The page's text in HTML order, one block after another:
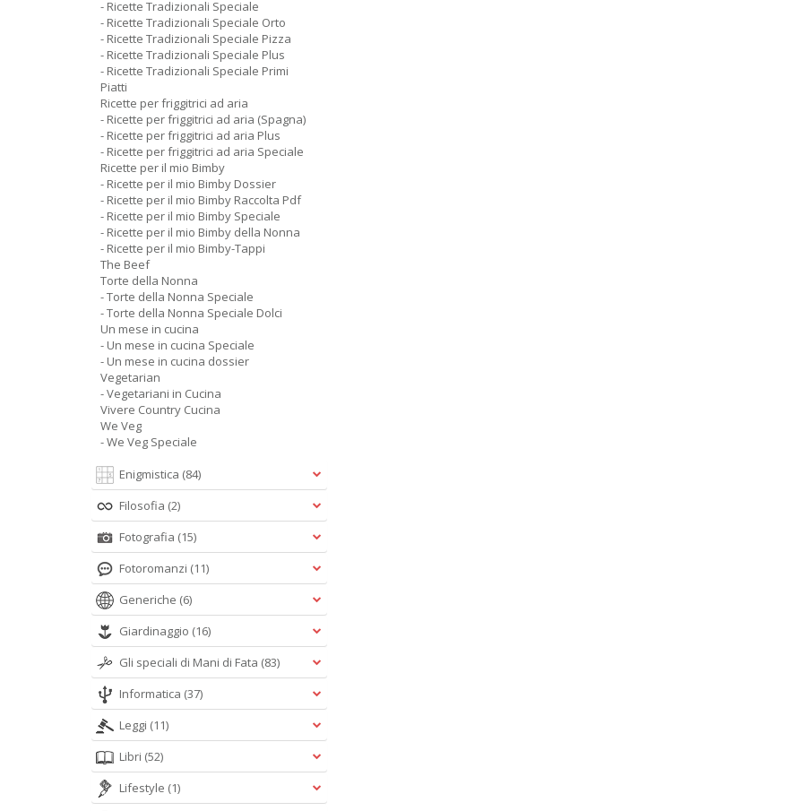
- Ricette Tradizionali Speciale
- Ricette Tradizionali Speciale Orto
- Ricette Tradizionali Speciale Pizza
- Ricette Tradizionali Speciale Plus
- Ricette Tradizionali Speciale Primi
Piatti
Ricette per friggitrici ad aria
- Ricette per friggitrici ad aria (Spagna)
- Ricette per friggitrici ad aria Plus
- Ricette per friggitrici ad aria Speciale
Ricette per il mio Bimby
- Ricette per il mio Bimby Dossier
- Ricette per il mio Bimby Raccolta Pdf
- Ricette per il mio Bimby Speciale
- Ricette per il mio Bimby della Nonna
- Ricette per il mio Bimby-Tappi
The Beef
Torte della Nonna
- Torte della Nonna Speciale
- Torte della Nonna Speciale Dolci
Un mese in cucina
- Un mese in cucina Speciale
- Un mese in cucina dossier
Vegetarian
- Vegetariani in Cucina
Vivere Country Cucina
We Veg
- We Veg Speciale
Enigmistica (84)
Filosofia (2)
Fotografia (15)
Fotoromanzi (11)
Generiche (6)
Giardinaggio (16)
Gli speciali di Mani di Fata (83)
Informatica (37)
Leggi (11)
Libri (52)
Lifestyle (1)